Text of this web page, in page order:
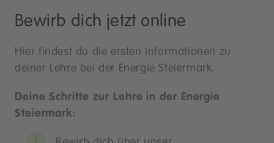
Bewirb dich jetzt online
Hier findest du die ersten Informationen zu
deiner Lehre bei der Energie Steiermark.
Deine Schritte zur Lehre in der Energie
Steiermark: